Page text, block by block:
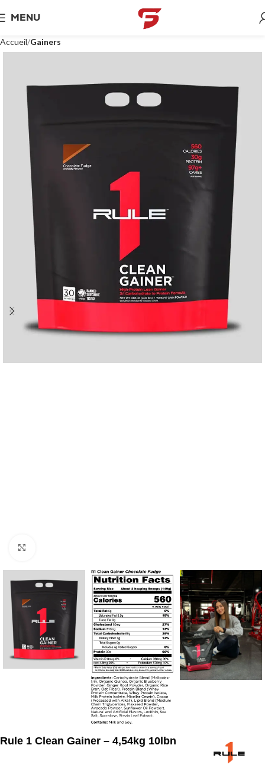
MENU
Accueil Gainers
Rule 1 Clean Gainer – 4,54kg 10lbn